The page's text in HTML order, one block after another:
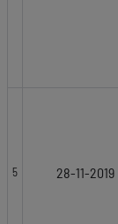
5 28-11-2019